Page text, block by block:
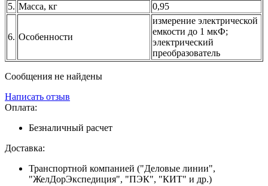
5. Масса, кг 0,95
6. Особенности
измерение электрической
емкости до 1 мкФ;
электрический
преобразователь
Сообщения не найдены
Написать отзыв
Оплата:
Безналичный расчет
Доставка:
Транспортной компанией ("Деловые линии",
"ЖелДорЭкспедиция", "ПЭК", "КИТ" и др.)